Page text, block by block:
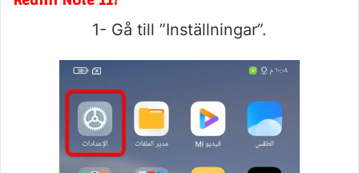
1- Gå till ”Inställningar”.